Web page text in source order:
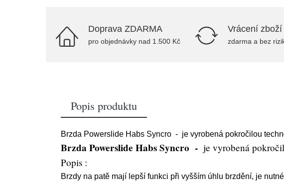
Doprava ZDARMA
pro objednávky nad 1.500 Kč
Vrácení
zdarma a bez
Popis produktu
Brzda Powerslide Habs Syncro - je vyrobená pokročilou
Brzda Powerslide Habs Syncro - je vyrobená
Popis :
Brzdy na patě mají lepší funkci při vyšším úhlu brzdění, je